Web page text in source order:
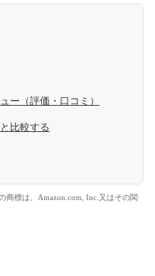
ー（評価・口コミ）
比較する
商標は、Amazon.com, Inc.又はその関